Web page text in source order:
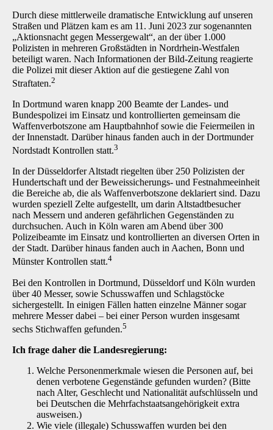
Durch diese mittlerweile dramatische Entwicklung auf unseren
Straßen und Plätzen kam es am 11. Juni 2023 zur sogenannten
„Aktionsnacht gegen Messergewalt“, an der über 1.000
Polizisten in mehreren Großstädten in Nordrhein-Westfalen
beteiligt waren. Nach Informationen der Bild-Zeitung reagierte
die Polizei mit dieser Aktion auf die gestiegene Zahl von
Straftaten.2
In Dortmund waren knapp 200 Beamte der Landes- und
Bundespolizei im Einsatz und kontrollierten gemeinsam die
Waffenverbotszone am Hauptbahnhof sowie die Feiermeilen in
der Innenstadt. Darüber hinaus fanden auch in der Dortmunder
Nordstadt Kontrollen statt.3
In der Düsseldorfer Altstadt riegelten über 250 Polizisten der
Hundertschaft und der Beweissicherungs- und Festnahmeeinheit
die Bereiche ab, die als Waffenverbotszone deklariert sind. Dazu
wurden speziell Zelte aufgestellt, um darin Altstadtbesucher
nach Messern und anderen gefährlichen Gegenständen zu
durchsuchen. Auch in Köln waren am Abend über 300
Polizeibeamte im Einsatz und kontrollierten an diversen Orten in
der Stadt. Darüber hinaus fanden auch in Aachen, Bonn und
Münster Kontrollen statt.4
Bei den Kontrollen in Dortmund, Düsseldorf und Köln wurden
über 40 Messer, sowie Schusswaffen und Schlagstöcke
sichergestellt. In einigen Fällen hatten einzelne Männer sogar
mehrere Messer dabei – bei einer Person wurden insgesamt
sechs Stichwaffen gefunden.5
Ich frage daher die Landesregierung:
Welche Personenmerkmale wiesen die Personen auf, bei
denen verbotene Gegenstände gefunden wurden? (Bitte
nach Alter, Geschlecht und Nationalität aufschlüsseln und
bei Deutschen die Mehrfachstaatsangehörigkeit extra
ausweisen.)
Wie viele (illegale) Schusswaffen wurden bei den